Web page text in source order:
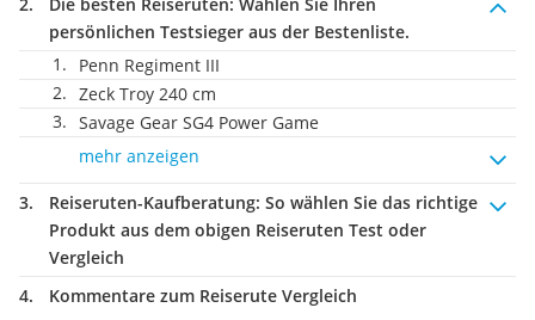
persönlichen Testsieger aus der Bestenliste.
Penn Regiment III
Zeck Troy 240 cm
Savage Gear SG4 Power Game
mehr anzeigen
Reiseruten-Kaufberatung: So wählen Sie das richtige
Produkt aus dem obigen Reiseruten Test oder
Vergleich
Kommentare zum Reiserute Vergleich